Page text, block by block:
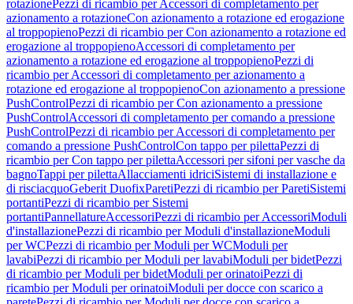
rotazionePezzi di ricambio per Accessori di completamento per
azionamento a rotazioneCon azionamento a rotazione ed erogazione
al troppopienoPezzi di ricambio per Con azionamento a rotazione ed
erogazione al troppopienoAccessori di completamento per
azionamento a rotazione ed erogazione al troppopienoPezzi di
ricambio per Accessori di completamento per azionamento a
rotazione ed erogazione al troppopienoCon azionamento a pressione
PushControlPezzi di ricambio per Con azionamento a pressione
PushControlAccessori di completamento per comando a pressione
PushControlPezzi di ricambio per Accessori di completamento per
comando a pressione PushControlCon tappo per pilettaPezzi di
ricambio per Con tappo per pilettaAccessori per sifoni per vasche da
bagnoTappi per pilettaAllacciamenti idriciSistemi di installazione e
di risciacquoGeberit DuofixParetiPezzi di ricambio per ParetiSistemi
portantiPezzi di ricambio per Sistemi
portantiPannellatureAccessoriPezzi di ricambio per AccessoriModuli
d'installazionePezzi di ricambio per Moduli d'installazioneModuli
per WCPezzi di ricambio per Moduli per WCModuli per
lavabiPezzi di ricambio per Moduli per lavabiModuli per bidetPezzi
di ricambio per Moduli per bidetModuli per orinatoiPezzi di
ricambio per Moduli per orinatoiModuli per docce con scarico a